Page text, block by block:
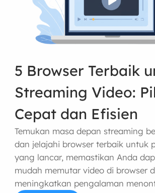
5 Browser Terbaik
Streaming Video:
Cepat dan Efisien
Temukan masa depan streaming
dan jelajahi browser terbaik untuk
yang lancar, memastikan Anda
mudah memutar video di browser
meningkatkan pengalaman